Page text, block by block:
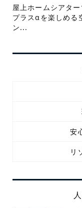
屋上ホームシアタ
プラスαを楽しめる
ン...
安
リ